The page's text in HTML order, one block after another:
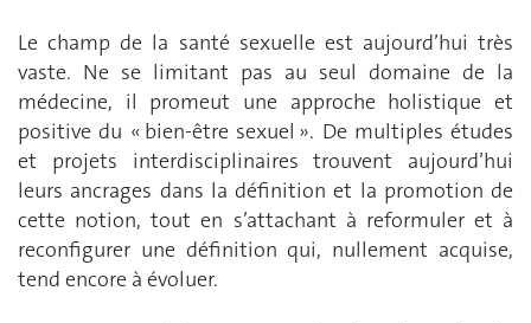
Le champ de la santé sexuelle est aujourd’hui très
vaste. Ne se limitant pas au seul domaine de la
médecine, il promeut une approche holistique et
positive du « bien-être sexuel ». De multiples études
et projets interdisciplinaires trouvent aujourd’hui
leurs ancrages dans la définition et la promotion de
cette notion, tout en s’attachant à reformuler et à
reconfigurer une définition qui, nullement acquise,
tend encore à évoluer.